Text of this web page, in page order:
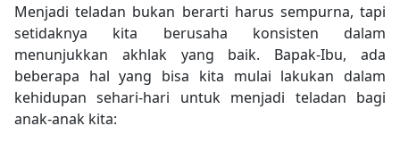
Menjadi teladan bukan berarti harus sempurna, tapi
setidaknya kita berusaha konsisten dalam
menunjukkan akhlak yang baik. Bapak-Ibu, ada
beberapa hal yang bisa kita mulai lakukan dalam
kehidupan sehari-hari untuk menjadi teladan bagi
anak-anak kita: